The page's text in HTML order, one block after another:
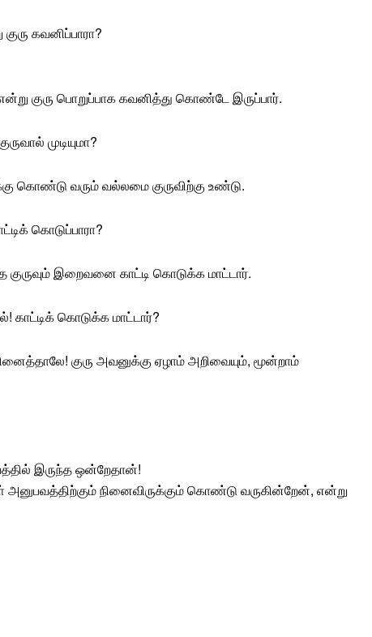
கவனிப்பாரா?
குரு பொறுப்பாக கவனித்து கொண்டே இருப்பார்.
முடியுமா?
கொண்டு வரும் வல்லமை குருவிற்கு உண்டு.
கொடுப்பாரா?
குருவும் இறைவனை காட்டி கொடுக்க மாட்டார்.
காட்டிக் கொடுக்க மாட்டார்?
குரு அவனுக்கு ஏழாம் அறிவையும், மூன்றாம்
இருந்த ஒன்றேதான்!
நினைவிருக்கும் கொண்டு வருகின்றேன், என்று